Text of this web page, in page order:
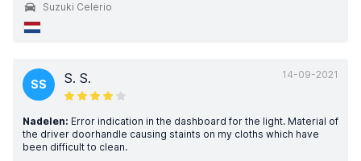
Suzuki Celerio
14-09-2021
SS S. S.
Nadelen: Error indication in the dashboard for the light. Material of
the driver doorhandle causing staints on my cloths which have
been difficult to clean.